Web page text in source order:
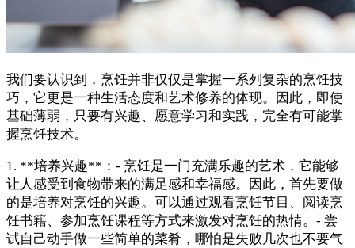
我们要认识到，烹饪并非仅仅是掌握一系列复杂的烹饪技
巧，它更是一种生活态度和艺术修养的体现。因此，即使
基础薄弱，只要有兴趣、愿意学习和实践，完全有可能掌
握烹饪技术。
1. **培养兴趣**：- 烹饪是一门充满乐趣的艺术，它能够
让人感受到食物带来的满足感和幸福感。因此，首先要做
的是培养对烹饪的兴趣。可以通过观看烹饪节目、阅读烹
饪书籍、参加烹饪课程等方式来激发对烹饪的热情。- 尝
试自己动手做一些简单的菜肴，哪怕是失败几次也不要气